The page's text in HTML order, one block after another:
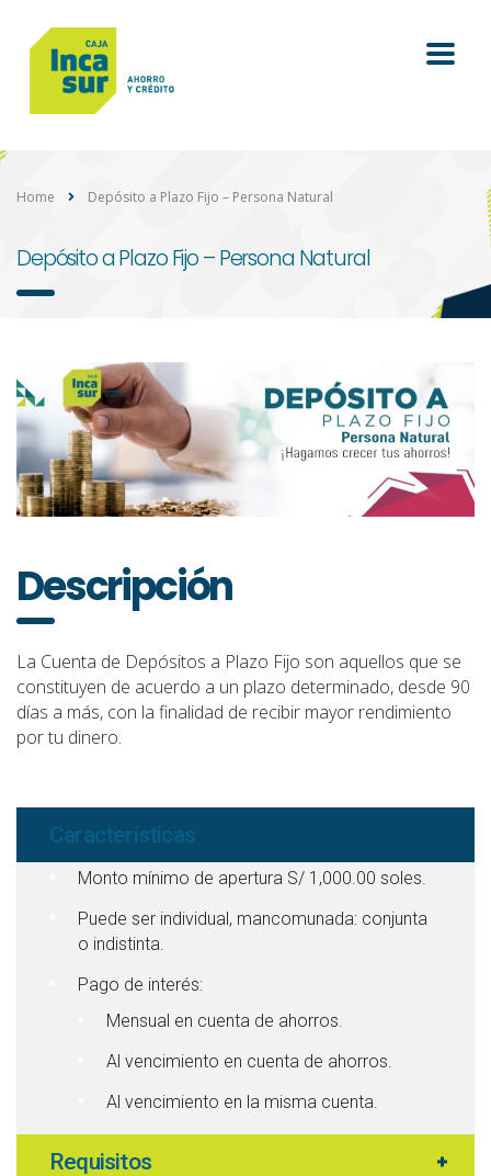
Home Depósito a Plazo Fijo – Persona Natural
Depósito a Plazo Fijo – Persona Natural
Descripción
La Cuenta de Depósitos a Plazo Fijo son aquellos que se
constituyen de acuerdo a un plazo determinado, desde 90
días a más, con la finalidad de recibir mayor rendimiento
por tu dinero.
Características
Monto mínimo de apertura S/ 1,000.00 soles.
Puede ser individual, mancomunada: conjunta
o indistinta.
Pago de interés:
Mensual en cuenta de ahorros.
Al vencimiento en cuenta de ahorros.
Al vencimiento en la misma cuenta.
Requisitos